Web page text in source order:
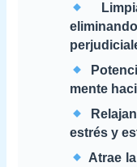
mente
estrés y
Atrae